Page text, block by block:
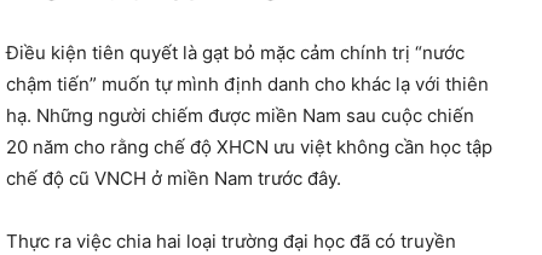
Điều kiện tiên quyết là gạt bỏ mặc cảm chính trị “nước
chậm tiến” muốn tự mình định danh cho khác lạ với thiên
hạ. Những người chiếm được miền Nam sau cuộc chiến
20 năm cho rằng chế độ XHCN ưu việt không cần học tập
chế độ cũ VNCH ở miền Nam trước đây.
Thực ra việc chia hai loại trường đại học đã có truyền